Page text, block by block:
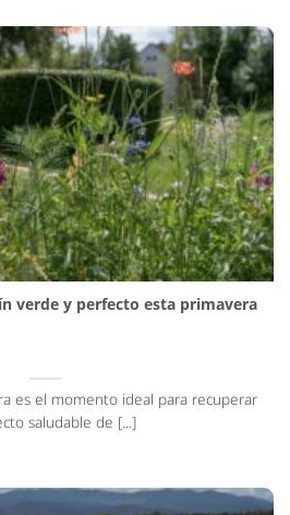
verde y perfecto esta primavera
es el momento ideal para recuperar
saludable de [...]